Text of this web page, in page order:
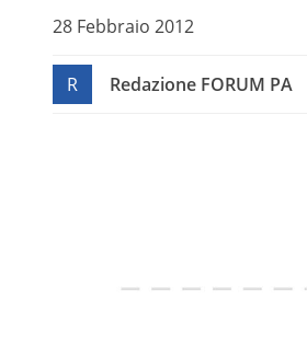
28 Febbraio 2012
R Redazione FORUM PA